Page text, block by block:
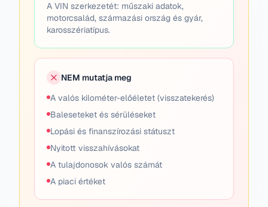
A VIN szerkezetét: műszaki adatok,
motorcsalád, származási ország és gyár,
karosszériatípus.
NEM mutatja meg
A valós kilométer-előéletet (visszatekerés)
Baleseteket és sérüléseket
Lopási és finanszírozási státuszt
Nyitott visszahívásokat
A tulajdonosok valós számát
A piaci értéket